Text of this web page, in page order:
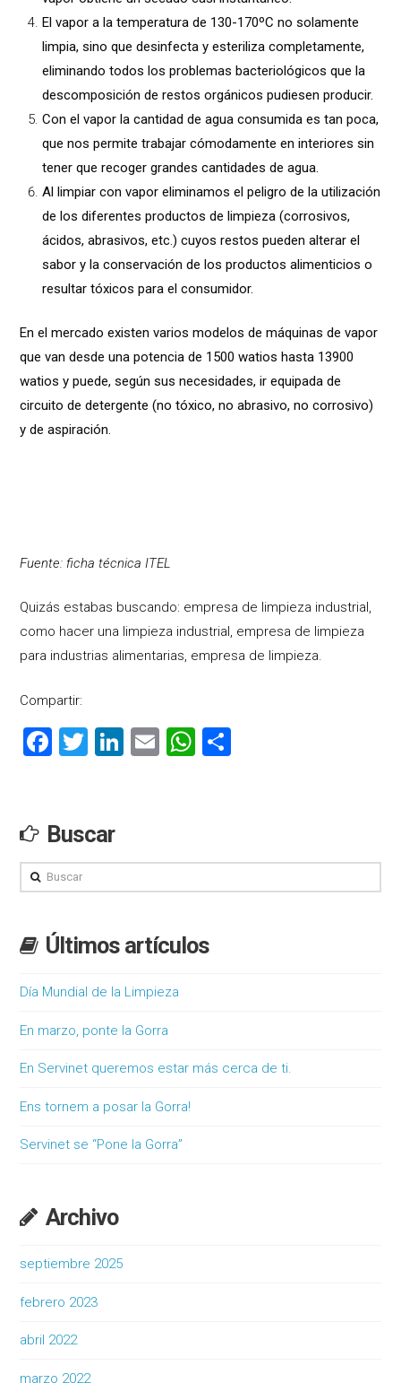
El vapor a la temperatura de 130-170ºC no solamente
limpia, sino que desinfecta y esteriliza completamente,
eliminando todos los problemas bacteriológicos que la
descomposición de restos orgánicos pudiesen producir.
Con el vapor la cantidad de agua consumida es tan poca,
que nos permite trabajar cómodamente en interiores sin
tener que recoger grandes cantidades de agua.
Al limpiar con vapor eliminamos el peligro de la utilización
de los diferentes productos de limpieza (corrosivos,
ácidos, abrasivos, etc.) cuyos restos pueden alterar el
sabor y la conservación de los productos alimenticios o
resultar tóxicos para el consumidor.
En el mercado existen varios modelos de máquinas de vapor
que van desde una potencia de 1500 watios hasta 13900
watios y puede, según sus necesidades, ir equipada de
circuito de detergente (no tóxico, no abrasivo, no corrosivo)
y de aspiración.
Fuente: ficha técnica ITEL
Quizás estabas buscando: empresa de limpieza industrial,
como hacer una limpieza industrial, empresa de limpieza
para industrias alimentarias, empresa de limpieza.
Compartir:
Facebook
Twitter
LinkedIn
EmailWhatsApp
Buscar
Buscar
Últimos artículos
Día Mundial de la Limpieza
En marzo, ponte la Gorra
En Servinet queremos estar más cerca de ti.
Ens tornem a posar la Gorra!
Servinet se “Pone la Gorra”
Archivo
septiembre 2025
febrero 2023
abril 2022
marzo 2022